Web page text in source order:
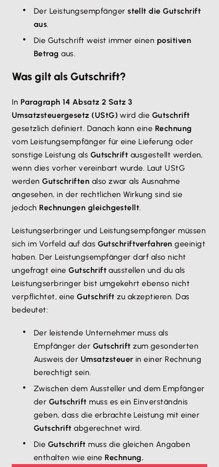
Der Leistungsempfängerstellt die Gutschrift
aus.
Die Gutschrift weist immer einen positiven
Betrag aus.
Was gilt als Gutschrift?
In Paragraph 14 Absatz 2 Satz 3
Umsatzsteuergesetz (UStG) wird die Gutschrift
gesetzlich definiert. Danach kann eine Rechnung
vom Leistungsempfänger für eine Lieferung oder
sonstige Leistung als Gutschrift ausgestellt werden,
wenn dies vorher vereinbart wurde. Laut UStG
werdenGutschriften also zwar als Ausnahme
angesehen, in der rechtlichen Wirkung sind sie
jedoch Rechnungen gleichgestellt.
Leistungserbringer und Leistungsempfänger müssen
sich im Vorfeld auf das Gutschriftverfahrengeeinigt
haben. Der Leistungsempfänger darf also nicht
ungefragt eineGutschrift ausstellen und du als
Leistungserbringer bist umgekehrt ebenso nicht
verpflichtet, eineGutschrift zu akzeptieren. Das
bedeutet:
Der leistende Unternehmer muss als
Empfänger der Gutschrift zum gesonderten
Ausweis der Umsatzsteuer in einer Rechnung
berechtigt sein.
Zwischen dem Aussteller und dem Empfänger
der Gutschrift muss es ein Einverständnis
geben, dass die erbrachte Leistung mit einer
Gutschriftabgerechnet wird.
Die Gutschrift muss die gleichen Angaben
enthalten wie eine Rechnung.